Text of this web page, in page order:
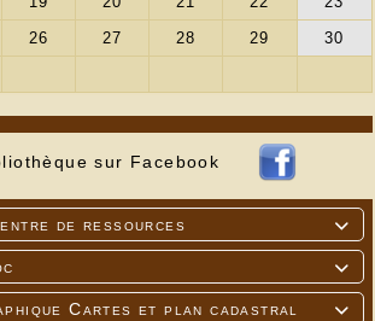
sur Facebook

de ressources


Cartes et plan cadastral